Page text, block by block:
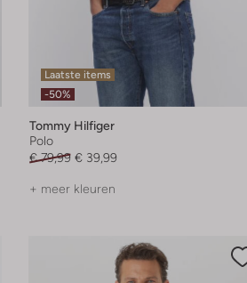
Laatste items
-50%
Tommy Hilfiger
Polo
€ 79,99 € 39,99
+ meer kleuren